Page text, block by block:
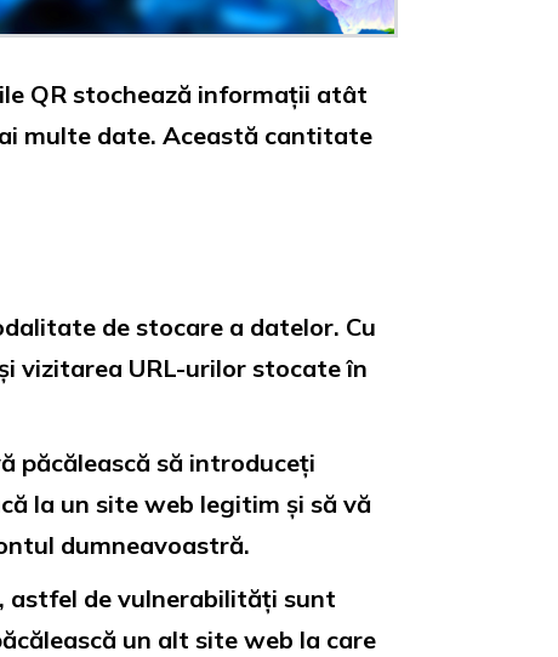
QR stochează informații atât
multe date. Această cantitate
de stocare a datelor. Cu
vizitarea URL-urilor stocate în
păcălească să introduceți
la un site web legitim și să vă
dumneavoastră.
astfel de vulnerabilități sunt
un alt site web la care